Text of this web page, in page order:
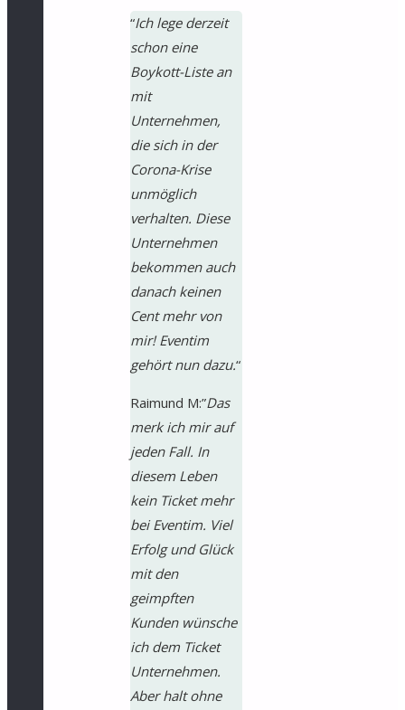
“Ich lege derzeit
schon eine
Boykott-Liste an
mit
Unternehmen,
die sich in der
Corona-Krise
unmöglich
verhalten. Diese
Unternehmen
bekommen auch
danach keinen
Cent mehr von
mir! Eventim
gehört nun dazu.“
Raimund M:”Das
merk ich mir auf
jeden Fall. In
diesem Leben
kein Ticket mehr
bei Eventim. Viel
Erfolg und Glück
mit den
geimpften
Kunden wünsche
ich dem Ticket
Unternehmen.
Aber halt ohne